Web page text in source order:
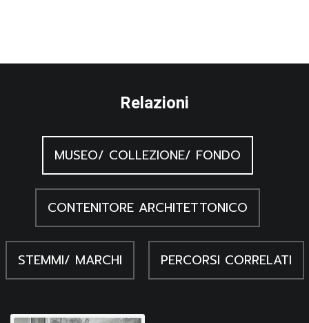
Relazioni
MUSEO/ COLLEZIONE/ FONDO
CONTENITORE ARCHITETTONICO
STEMMI/ MARCHI PERCORSI CORRELATI